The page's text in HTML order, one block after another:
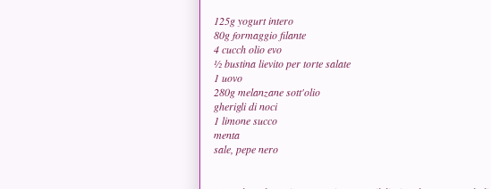
125g yogurt intero
80g formaggio filante
4 cucch olio evo
½ bustina lievito per torte salate
1 uovo
280g melanzane sott'olio
gherigli di noci
1 limone succo
menta
sale, pepe nero